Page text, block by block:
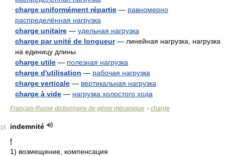
charge uniformément répartie — равномерно
распределённая нагрузка
charge unitaire — удельная нагрузка
charge par unité de longueur — линейная нагрузка, нагрузка
на единицу длины
charge utile — полезная нагрузка
charge d'utilisation — рабочая нагрузка
charge verticale — вертикальная нагрузка
charge à vide — нагрузка холостого хода
Français-Russe dictionnaire de génie mécanique > charge
15
indemnité
f
1) возмещение, компенсация